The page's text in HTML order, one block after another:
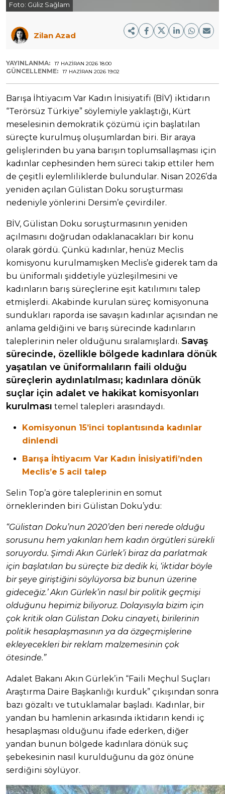
Foto: Güliz Sağlam
Zilan Azad
YAYINLANMA: 17 HAZIRAN 2026 18:00
GÜNCELLENME: 17 HAZIRAN 2026 19:02
Barışa İhtiyacım Var Kadın İnisiyatifi (BİV) iktidarın
“Terörsüz Türkiye” söylemiyle yaklaştığı, Kürt
meselesinin demokratik çözümü için başlatılan
süreçte kurulmuş oluşumlardan biri. Bir araya
gelişlerinden bu yana barışın toplumsallaşması için
kadınlar cephesinden hem süreci takip ettiler hem
de çeşitli eylemliliklerde bulundular. Nisan 2026’da
yeniden açılan Gülistan Doku soruşturması
nedeniyle yönlerini Dersim’e çevirdiler.
BİV, Gülistan Doku soruşturmasının yeniden
açılmasını doğrudan odaklanacakları bir konu
olarak gördü. Çünkü kadınlar, henüz Meclis
komisyonu kurulmamışken Meclis’e giderek tam da
bu üniformalı şiddetiyle yüzleşilmesini ve
kadınların barış süreçlerine eşit katılımını talep
etmişlerdi. Akabinde kurulan süreç komisyonuna
sundukları raporda ise savaşın kadınlar açısından ne
anlama geldiğini ve barış sürecinde kadınların
taleplerinin neler olduğunu sıralamışlardı. Savaş
sürecinde, özellikle bölgede kadınlara dönük
yaşatılan ve üniformalıların faili olduğu
süreçlerin aydınlatılması; kadınlara dönük
suçlar için adalet ve hakikat komisyonları
kurulması temel talepleri arasındaydı.
Komisyonun 15’inci toplantısında kadınlar
dinlendi
Barışa İhtiyacım Var Kadın İnisiyatifi’nden
Meclis’e 5 acil talep
Selin Top’a göre taleplerinin en somut
örneklerinden biri Gülistan Doku’ydu:
“Gülistan Doku’nun 2020’den beri nerede olduğu
sorusunu hem yakınları hem kadın örgütleri sürekli
soruyordu. Şimdi Akın Gürlek’i biraz da parlatmak
için başlatılan bu süreçte biz dedik ki, ‘iktidar böyle
bir şeye giriştiğini söylüyorsa biz bunun üzerine
gideceğiz.’ Akın Gürlek’in nasıl bir politik geçmişi
olduğunu hepimiz biliyoruz. Dolayısıyla bizim için
çok kritik olan Gülistan Doku cinayeti, birilerinin
politik hesaplaşmasının ya da özgeçmişlerine
ekleyecekleri bir reklam malzemesinin çok
ötesinde.”
Adalet Bakanı Akın Gürlek’in “Faili Meçhul Suçları
Araştırma Daire Başkanlığı kurduk” çıkışından sonra
bazı gözaltı ve tutuklamalar başladı. Kadınlar, bir
yandan bu hamlenin arkasında iktidarın kendi iç
hesaplaşması olduğunu ifade ederken, diğer
yandan bunun bölgede kadınlara dönük suç
şebekesinin nasıl kurulduğunu da göz önüne
serdiğini söylüyor.